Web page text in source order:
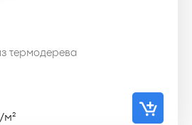
термодерева
м²